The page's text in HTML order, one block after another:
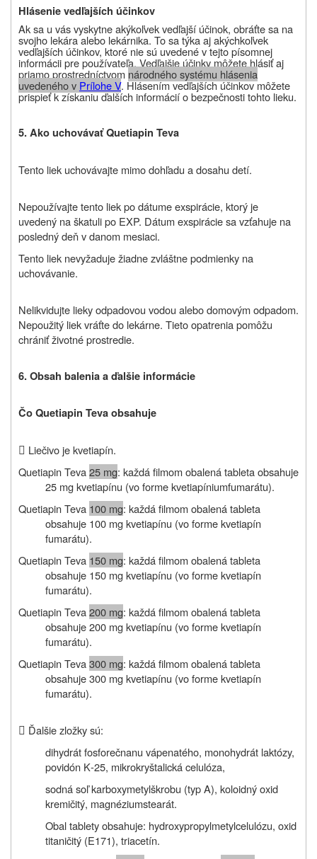
Hlásenie vedľajších účinkov
Ak sa u vás vyskytne akýkoľvek vedľajší účinok, obráťte sa na
svojho lekára alebo lekárnika. To sa týka aj akýchkoľvek
vedľajších účinkov, ktoré nie sú uvedené v tejto písomnej
informácii pre používateľa. Vedľajšie účinky môžete hlásiť aj
priamo prostredníctvom národného systému hlásenia
uvedeného v Prílohe V. Hlásením vedľajších účinkov môžete
prispieť k získaniu ďalších informácií o bezpečnosti tohto lieku.
5. Ako uchovávať Quetiapin Teva
Tento liek uchovávajte mimo dohľadu a dosahu detí.
Nepoužívajte tento liek po dátume exspirácie, ktorý je
uvedený na škatuli po EXP. Dátum exspirácie sa vzťahuje na
posledný deň v danom mesiaci.
Tento liek nevyžaduje žiadne zvláštne podmienky na
uchovávanie.
Nelikvidujte lieky odpadovou vodou alebo domovým odpadom.
Nepoužitý liek vráťte do lekárne. Tieto opatrenia pomôžu
chrániť životné prostredie.
6. Obsah balenia a ďalšie informácie
Čo Quetiapin Teva obsahuje
 Liečivo je kvetiapín.
Quetiapin Teva25 mg: každá filmom obalená tableta obsahuje
25 mg kvetiapínu (vo forme kvetiapíniumfumarátu).
Quetiapin Teva 100 mg: každá filmom obalená tableta
obsahuje 100 mg kvetiapínu (vo forme kvetiapín
fumarátu).
Quetiapin Teva 150 mg: každá filmom obalená tableta
obsahuje 150 mg kvetiapínu (vo forme kvetiapín
fumarátu).
Quetiapin Teva200 mg: každá filmom obalená tableta
obsahuje 200 mg kvetiapínu (vo forme kvetiapín
fumarátu).
Quetiapin Teva300 mg: každá filmom obalená tableta
obsahuje 300 mg kvetiapínu (vo forme kvetiapín
fumarátu).
 Ďalšie zložky sú:
dihydrát fosforečnanu vápenatého, monohydrát laktózy,
povidón K‑25, mikrokryštalická celulóza,
sodná soľ karboxymetylškrobu (typ A), koloidný oxid
kremičitý, magnéziumstearát.
Obal tablety obsahuje: hydroxypropylmetylcelulózu, oxid
titaničitý (E171), triacetín.